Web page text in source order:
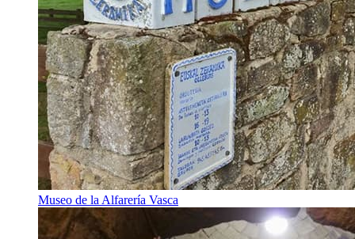
Museo de la Alfarería Vasca